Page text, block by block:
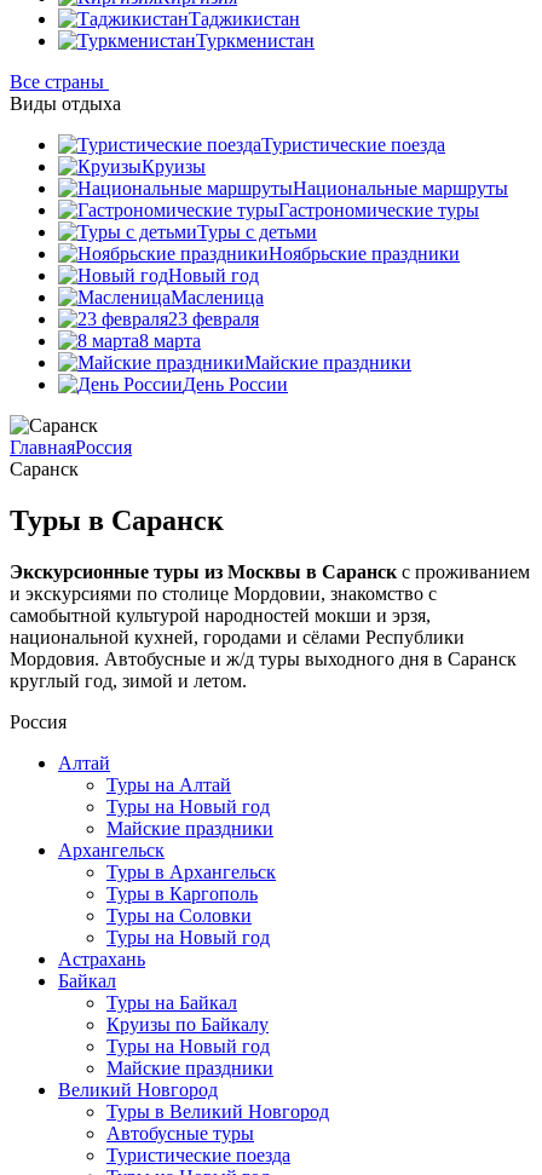
Таджикистан
Туркменистан
Все страны
Виды отдыха
Туристические поезда
Круизы
Национальные маршруты
Гастрономические туры
Туры с детьми
Ноябрьские праздники
Новый год
Масленица
23 февраля
8 марта
Майские праздники
День России
ГлавнаяРоссия
Саранск
Туры в Саранск
Экскурсионные туры из Москвы в Саранск с проживанием
и экскурсиями по столице Мордовии, знакомство с
самобытной культурой народностей мокши и эрзя,
национальной кухней, городами и сёлами Республики
Мордовия. Автобусные и ж/д туры выходного дня в Саранск
круглый год, зимой и летом.
Россия
Алтай
Туры на Алтай
Туры на Новый год
Майские праздники
Архангельск
Туры в Архангельск
Туры в Каргополь
Туры на Соловки
Туры на Новый год
Астрахань
Байкал
Туры на Байкал
Круизы по Байкалу
Туры на Новый год
Майские праздники
Великий Новгород
Туры в Великий Новгород
Автобусные туры
Туристические поезда